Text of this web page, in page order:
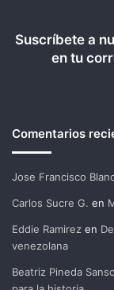
Suscríbete a
en tu
Comentarios
Jose Francisco
Carlos Sucre G. en
Eddie Ramirez en
venezolana
Beatriz Pineda